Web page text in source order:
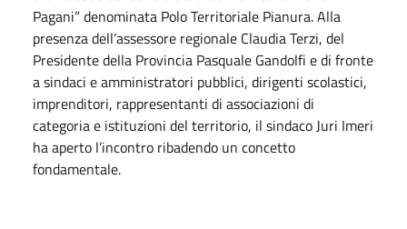
Pagani” denominata Polo Territoriale Pianura. Alla
presenza dell’assessore regionale Claudia Terzi, del
Presidente della Provincia Pasquale Gandolfi e di fronte
a sindaci e amministratori pubblici, dirigenti scolastici,
imprenditori, rappresentanti di associazioni di
categoria e istituzioni del territorio, il sindaco Juri Imeri
ha aperto l’incontro ribadendo un concetto
fondamentale.